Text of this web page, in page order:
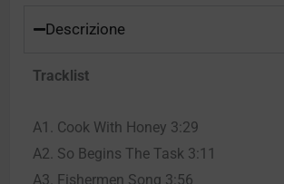
Descrizione
Tracklist
A1. Cook With Honey 3:29
A2. So Begins The Task 3:11
A3. Fishermen Song 3:56